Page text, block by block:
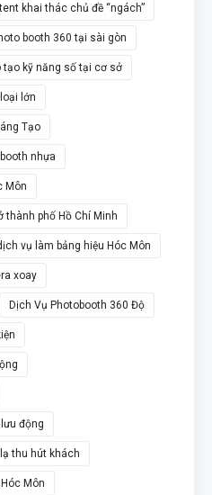
khai thác chủ đề “ngách”
booth 360 tại sài gòn
tạo kỹ năng số tại cơ sở
lớn
Tạo
nhựa
Môn
phố Hồ Chí Minh
vụ làm bảng hiệu Hóc Môn
xoay
Dịch Vụ Photobooth 360 Độ
động
thu hút khách
Môn